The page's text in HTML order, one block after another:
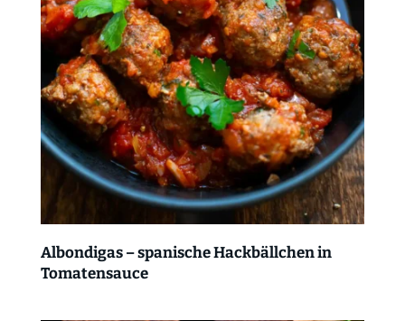
Albondigas – spanische Hackbällchen in
Tomatensauce